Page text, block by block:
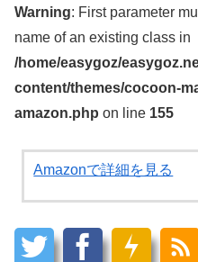
Warning: First parameter
name of an existing class in
/home/easygoz/
content/themes/cocoon-
amazon.php on line 155
Amazonで詳細を見る